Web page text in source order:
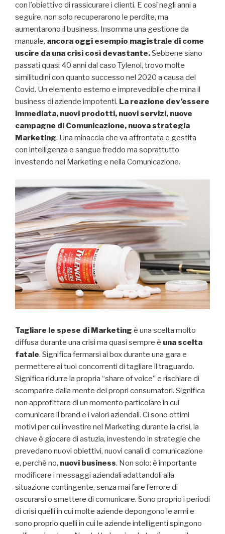
con l’obiettivo di rassicurare i clienti. E così negli anni a
seguire, non solo recuperarono le perdite, ma
aumentarono il business. Insomma una gestione da
manuale, ancora oggi esempio magistrale di come
uscire da una crisi così devastante.Sebbene siano
passati quasi 40 anni dal caso Tylenol, trovo molte
similitudini con quanto successo nel 2020 a causa del
Covid. Un elemento esterno e imprevedibile che mina il
business di aziende impotenti. La reazione dev’essere
immediata, nuovi prodotti, nuovi servizi, nuove
campagne di Comunicazione, nuova strategia
Marketing. Una minaccia che va affrontata e gestita
con intelligenza e sangue freddo ma soprattutto
investendo nel Marketing e nella Comunicazione.
Tagliare le spese di Marketing è una scelta molto
diffusa durante una crisi ma quasi sempre è una scelta
fatale. Significa fermarsi ai box durante una gara e
permettere ai tuoi concorrenti di tagliare il traguardo.
Significa ridurre la propria “share of voice” e rischiare di
scomparire dalla mente dei propri consumatori. Significa
non approfittare di un momento particolare in cui
comunicare il brand e i valori aziendali. Ci sono ottimi
motivi per cui investire nel Marketing durante la crisi, la
chiave è giocare di astuzia, investendo in strategie che
prevedano nuovi obiettivi, nuovi canali di comunicazione
e, perchè no, nuovi business. Non solo: è importante
modificare i messaggi aziendali adattandoli alla
situazione contingente, senza mai fare l’errore di
oscurarsi o smettere di comunicare. Sono proprio i periodi
di crisi quelli in cui molte aziende depongono le armi e
sono proprio quelli in cui le aziende intelligenti spingono